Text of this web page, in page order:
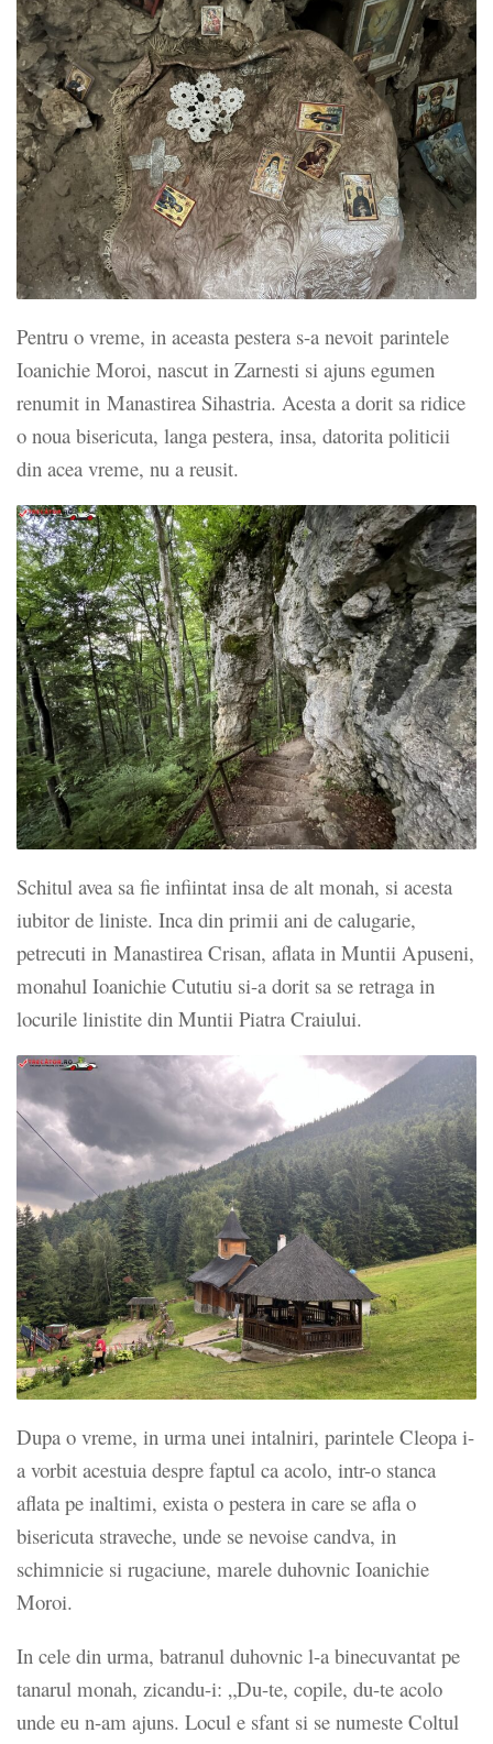
Pentru o vreme, in aceasta pestera s-a nevoit parintele
Ioanichie Moroi, nascut in Zarnesti si ajuns egumen
renumit in Manastirea Sihastria. Acesta a dorit sa ridice
o noua bisericuta, langa pestera, insa, datorita politicii
din acea vreme, nu a reusit.
Schitul avea sa fie infiintat insa de alt monah, si acesta
iubitor de liniste. Inca din primii ani de calugarie,
petrecuti in Manastirea Crisan, aflata in Muntii Apuseni,
monahul Ioanichie Cututiu si-a dorit sa se retraga in
locurile linistite din Muntii Piatra Craiului.
Dupa o vreme, in urma unei intalniri, parintele Cleopa i-
a vorbit acestuia despre faptul ca acolo, intr-o stanca
aflata pe inaltimi, exista o pestera in care se afla o
bisericuta straveche, unde se nevoise candva, in
schimnicie si rugaciune, marele duhovnic Ioanichie
Moroi.
In cele din urma, batranul duhovnic l-a binecuvantat pe
tanarul monah, zicandu-i: „Du-te, copile, du-te acolo
unde eu n-am ajuns. Locul e sfant si se numeste Coltul